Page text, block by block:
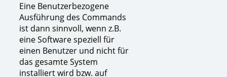
Eine Benutzerbezogene
Ausführung des Commands
ist dann sinnvoll, wenn z.B.
eine Software speziell für
einen Benutzer und nicht für
das gesamte System
installiert wird bzw. auf